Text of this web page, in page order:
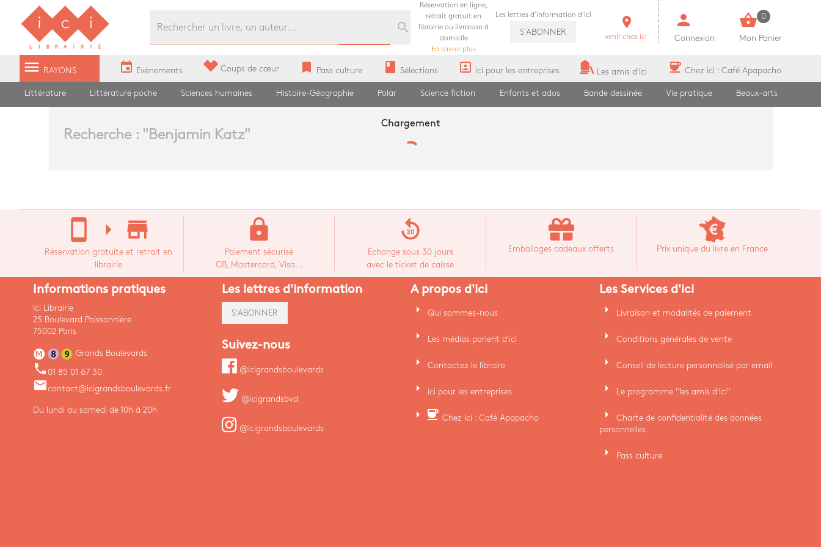
Librairie Ici Grands Boulevards
search
Réservation en ligne,
retrait gratuit en
librairie ou livraison à
domicile
En savoir plus
Les lettres d'information d'ici
S'ABONNER
room
venir chez ici
person
Connexion
shopping_basket 0
Mon Panier
menu RAYONS event Evènements Coups de cœur bookmark Pass culture book Sélections portrait ici pour les entreprises Les amis d'ici coffee Chez ici : Café Apapacho
Littérature Littérature poche Sciences humaines Histoire-Géographie Polar Science fiction Enfants et ados Bande dessinée Vie pratique Beaux-arts
Recherche : " Benjamin Katz"
Chargement
stay_current_portrait arrow_right store_mall_directory
Réservation gratuite et retrait en
librairie
lock
Paiement sécurisé
CB, Mastercard, Visa...
replay_30
Echange sous 30 jours
avec le ticket de caisse
Emballages cadeaux offerts Prix unique du livre en France
Informations pratiques
Ici Librairie
25 Boulevard Poissonnière
75002 Paris
Grands Boulevards
phone 01 85 01 67 30
emailcontact@icigrandsboulevards.fr
Du lundi au samedi de 10h à 20h
Les lettres d'information
S'ABONNER
Suivez-nous
@icigrandsboulevards
@icigrandsbvd
@icigrandsboulevards
A propos d'ici
arrow_right Qui sommes-nous
arrow_right Les médias parlent d'ici
arrow_right Contactez le libraire
arrow_right ici pour les entreprises
arrow_right coffee Chez ici : Café Apapacho
Les Services d'ici
arrow_right Livraison et modalités de paiement
arrow_right Conditions générales de vente
arrow_right Conseil de lecture personnalisé par email
arrow_right Le programme "les amis d'ici"
arrow_right
Charte de confidentialité des données
personnelles
arrow_right Pass culture